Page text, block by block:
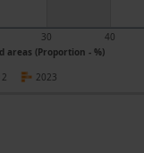
areas (Proportion - %)
30 40
2023